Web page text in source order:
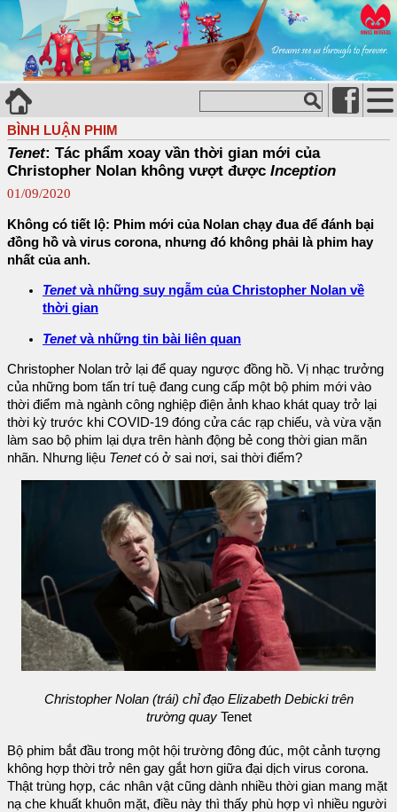
BÌNH LUẬN PHIM
Tenet: Tác phẩm xoay vần thời gian mới của
Christopher Nolan không vượt được Inception
01/09/2020
Không có tiết lộ: Phim mới của Nolan chạy đua để đánh bại
đồng hồ và virus corona, nhưng đó không phải là phim hay
nhất của anh.
Tenetvà những suy ngẫm của Christopher Nolan về
thời gian
Tenetvà những tin bài liên quan
Christopher Nolan trở lại để quay ngược đồng hồ. Vị nhạc trưởng
của những bom tấn trí tuệ đang cung cấp một bộ phim mới vào
thời điểm mà ngành công nghiệp điện ảnh khao khát quay trở lại
thời kỳ trước khi COVID-19 đóng cửa các rạp chiếu, và vừa vặn
làm sao bộ phim lại dựa trên hành động bẻ cong thời gian mãn
nhãn. Nhưng liệu Tenetcó ở sai nơi, sai thời điểm?
Christopher Nolan (trái) chỉ đạo Elizabeth Debicki trên
trường quayTenet
Bộ phim bắt đầu trong một hội trường đông đúc, một cảnh tượng
không hợp thời trở nên gay gắt hơn giữa đại dịch virus corona.
Thật trùng hợp, các nhân vật cũng dành nhiều thời gian mang mặt
nạ che khuất khuôn mặt, điều này thì thấy phù hợp vì nhiều người